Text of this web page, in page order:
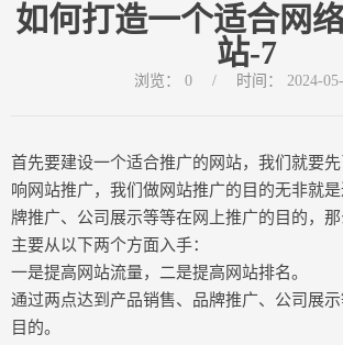
如何打造一个适合网
站-7
浏览： 0 / 时间： 2024-
首先要建设一个适合推广的网站，我们就要
响网站推广，我们做网站推广的目的无非就
牌推广、公司展示等等在网上推广的目的，
主要从以下两个方面入手：
一是提高网站流量，二是提高网站排名。
通过两点达到产品销售、品牌推广、公司展
目的。